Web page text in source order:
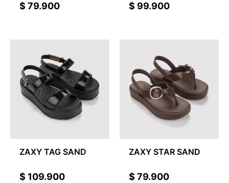
$ 79.900 $ 99.900
ZAXY TAG SAND
$ 109.900
ZAXY STAR SAND
$ 79.900